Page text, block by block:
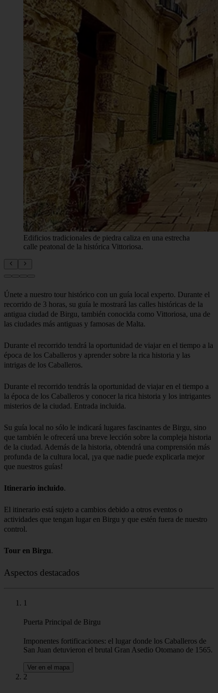
Edificios tradicionales de piedra caliza en una estrecha
calle peatonal de la histórica Vittoriosa.
Únete a nuestro tour histórico con un guía local experto. Durante el
recorrido de 3 horas, su guía le mostrará las calles históricas de la
antigua ciudad de Birgu, también conocida como Vittoriosa, una de
las ciudades más antiguas y famosas de Malta.
Durante el recorrido tendrá la oportunidad de viajar en el tiempo a la
época de los Caballeros y aprender sobre la rica historia y las
Durante el recorrido tendrás la oportunidad de viajar en el tiempo a
la época de los Caballeros y conocer la rica historia y los intrigantes
misterios de la ciudad. Entrada incluida.
Su guía local no sólo le indicará lugares fascinantes de Birgu, sino
que también le ofrecerá una breve lección sobre la compleja historia
de la ciudad. Además de la historia, obtendrá una comprensión más
profunda de la cultura local, ¡ya que nadie puede explicarla mejor
que nuestros guías!
Itinerario incluido
El itinerario está sujeto a cambios debido a otros eventos o
actividades que tengan lugar en Birgu y que estén fuera de nuestro
control.
Tour en Birgu.
Aspectos destacados
1
Puerta Principal de Birgu
Imponentes fortificaciones: el lugar donde los Caballeros de
San Juan detuvieron el brutal Gran Asedio Otomano de 1565.
Ver en el mapa
2